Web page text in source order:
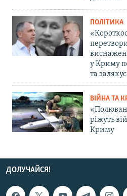
ПОЛІТИКА
у Криму
та
ВІЙНА ТА
ріжуть
Криму
ДОЛУЧАЙСЯ!